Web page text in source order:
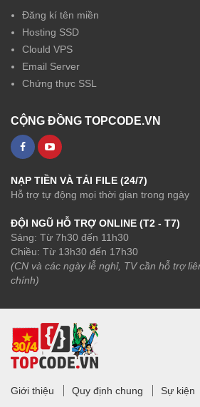
Đăng kí tên miền
Hosting SSD
Clould VPS
Email Server
Chứng thực SSL
CỘNG ĐỒNG TOPCODE.VN
NẠP TIỀN VÀ TẢI FILE (24/7)
Hỗ trợ tự động mọi thời gian trong ngày
ĐỘI NGŨ HỖ TRỢ ONLINE (T2 - T7)
Sáng: Từ 7h30 đến 11h30
Chiều: Từ 13h30 đến 17h30
(CN và các ngày lễ nghỉ, TV cần hỗ trợ
chính)
Giới thiệu Quy định chung
Sự kiện